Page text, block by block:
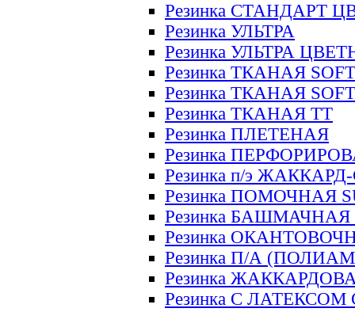
Резинка СТАНДАРТ
Резинка УЛЬТРА
Резинка УЛЬТРА
Резинка ТКАНАЯ SOFT
Резинка ТКАНАЯ
Резинка ТКАНАЯ ТТ
Резинка ПЛЕТЕНАЯ
Резинка
Резинка п/э
Резинка ПОМОЧНАЯ
Резинка БАШМАЧНАЯ
Резинка
Резинка П/А
Резинка
Резинка С ЛАТЕКСОМ